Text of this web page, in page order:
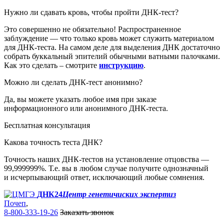
Нужно ли сдавать кровь, чтобы пройти ДНК-тест?
Это совершенно не обязательно! Распространенное
заблуждение — что только кровь может служить материалом
для ДНК-теста. На самом деле для выделения ДНК достаточно
собрать буккальный эпителий обычными ватными палочками.
Как это сделать – смотрите инструкцию.
Можно ли сделать ДНК-тест анонимно?
Да, вы можете указать любое имя при заказе
информационного или анонимного ДНК-теста.
Бесплатная консультация
Какова точность теста ДНК?
Точность наших ДНК-тестов на установление отцовства —
99,999999%. Т.е. вы в любом случае получите однозначный
и исчерпывающий ответ, исключающий любые сомнения.
ДНК24Центр генетичиских экспертиз
Почеп,
8-800-333-19-26 Заказать звонок